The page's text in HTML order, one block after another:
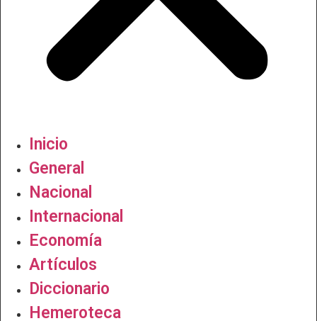
Inicio
General
Nacional
Internacional
Economía
Artículos
Diccionario
Hemeroteca